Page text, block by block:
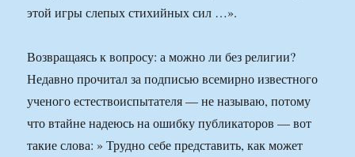
этой игры слепых стихийных сил …».
Возвращаясь к вопросу: а можно ли без религии?
Недавно прочитал за подписью всемирно известного
ученого естествоиспытателя — не называю, потому
что втайне надеюсь на ошибку публикаторов — вот
такие слова: » Трудно себе представить, как может